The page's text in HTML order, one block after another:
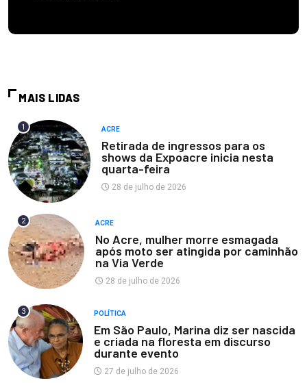
MAIS LIDAS
1 ACRE
Retirada de ingressos para os
shows da Expoacre inicia nesta
quarta-feira
28 de julho de 2026
2 ACRE
No Acre, mulher morre esmagada
após moto ser atingida por caminhão
na Via Verde
28 de julho de 2026
3 POLÍTICA
Em São Paulo, Marina diz ser nascida
e criada na floresta em discurso
durante evento
27 de julho de 2026